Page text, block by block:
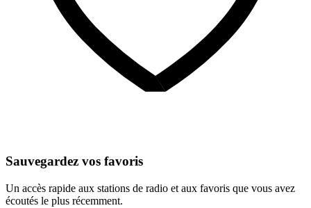
Sauvegardez vos favoris
Un accès rapide aux stations de radio et aux favoris que vous avez
écoutés le plus récemment.